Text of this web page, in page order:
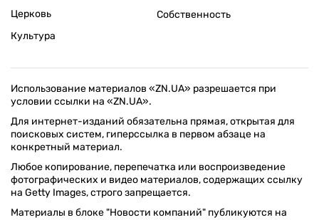
Церковь
Культура
Собственность
Использование материалов «ZN.UA» разрешается при
условии ссылки на «ZN.UA».
Для интернет-изданий обязательна прямая, открытая для
поисковых систем, гиперссылка в первом абзаце на
конкретный материал.
Любое копирование, перепечатка или воспроизведение
фотографических и видео материалов, содержащих ссылку
на Getty Images, строго запрещается.
Материалы в блоке "Новости компаний" публикуются на